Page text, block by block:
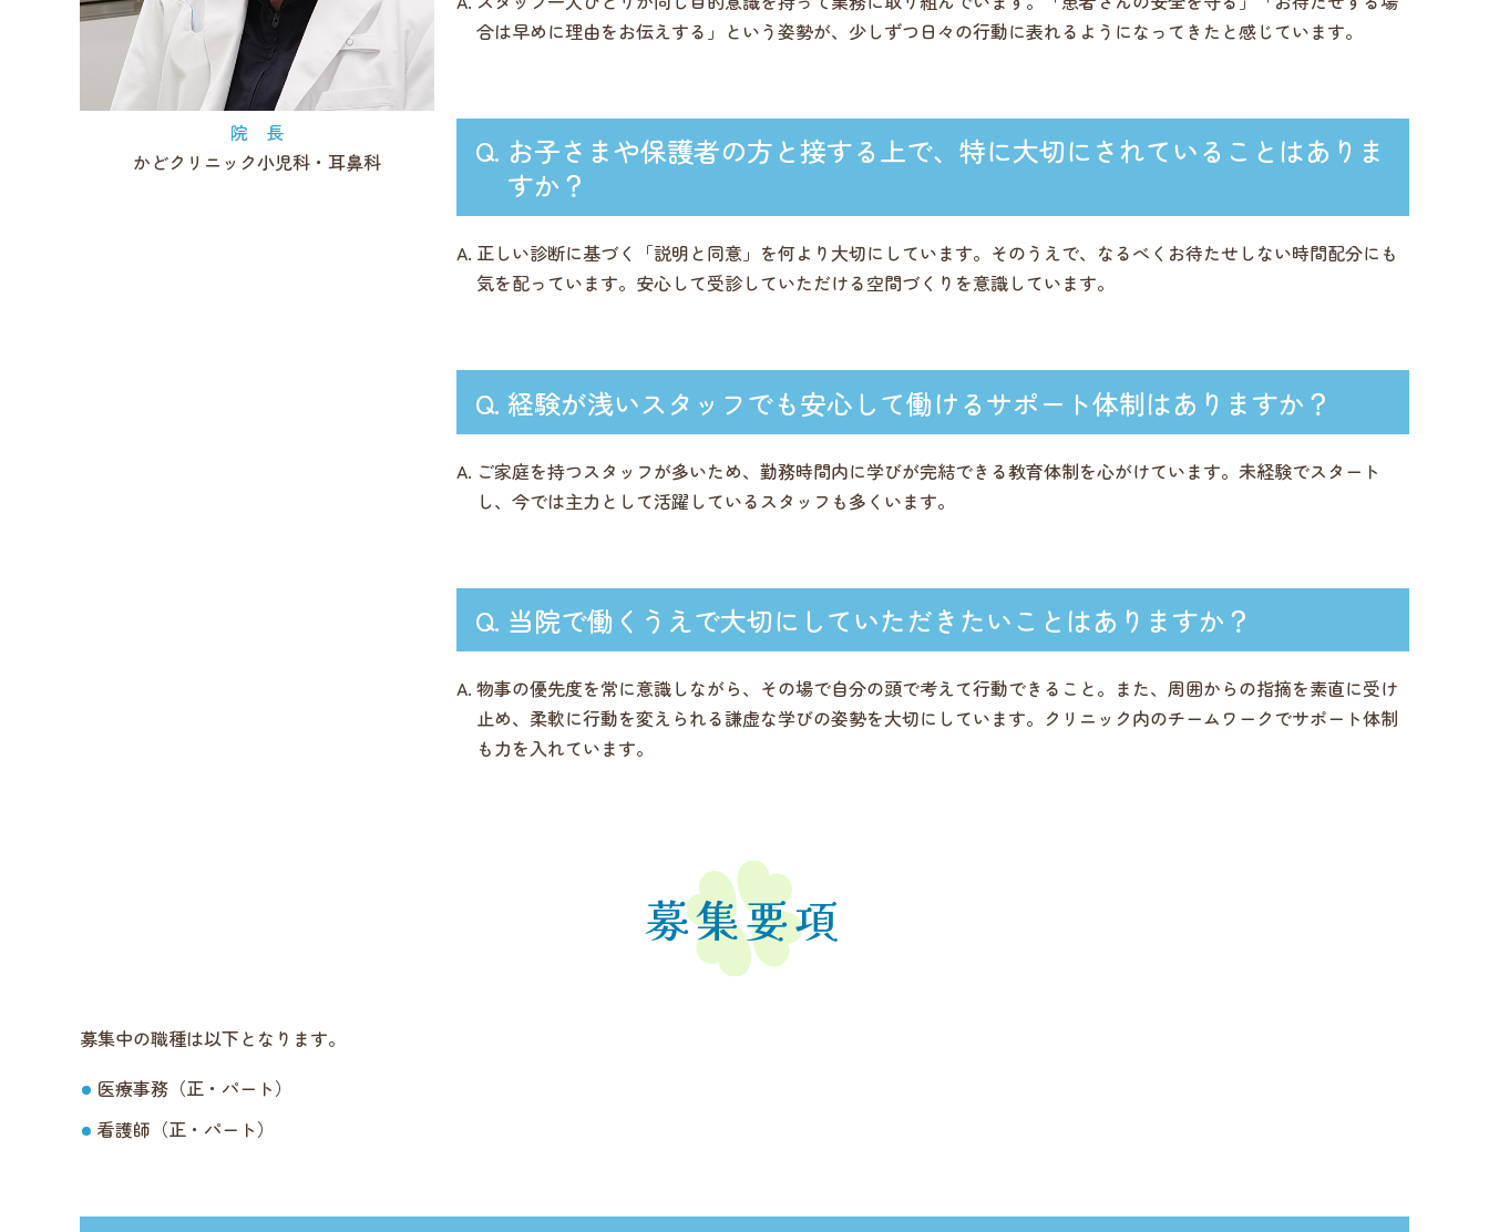
院 長
かどクリニック小児科・耳鼻科
合は早めに理由をお伝えする」という姿勢が、少しずつ日々の行動に表れるようになってきたと感じています。
お子さまや保護者の方と接する上で、特に大切にされていることはありま
すか？
正しい診断に基づく「説明と同意」を何より大切にしています。そのうえで、なるべくお待たせしない時間配分にも
気を配っています。安心して受診していただける空間づくりを意識しています。
経験が浅いスタッフでも安心して働けるサポート体制はありますか？
ご家庭を持つスタッフが多いため、勤務時間内に学びが完結できる教育体制を心がけています。未経験でスタート
し、今では主力として活躍しているスタッフも多くいます。
当院で働くうえで大切にしていただきたいことはありますか？
物事の優先度を常に意識しながら、その場で自分の頭で考えて行動できること。また、周囲からの指摘を素直に受け
止め、柔軟に行動を変えられる謙虚な学びの姿勢を大切にしています。クリニック内のチームワークでサポート体制
も力を入れています。
募集要項
募集中の職種は以下となります。
医療事務（正・パート）
看護師（正・パート）